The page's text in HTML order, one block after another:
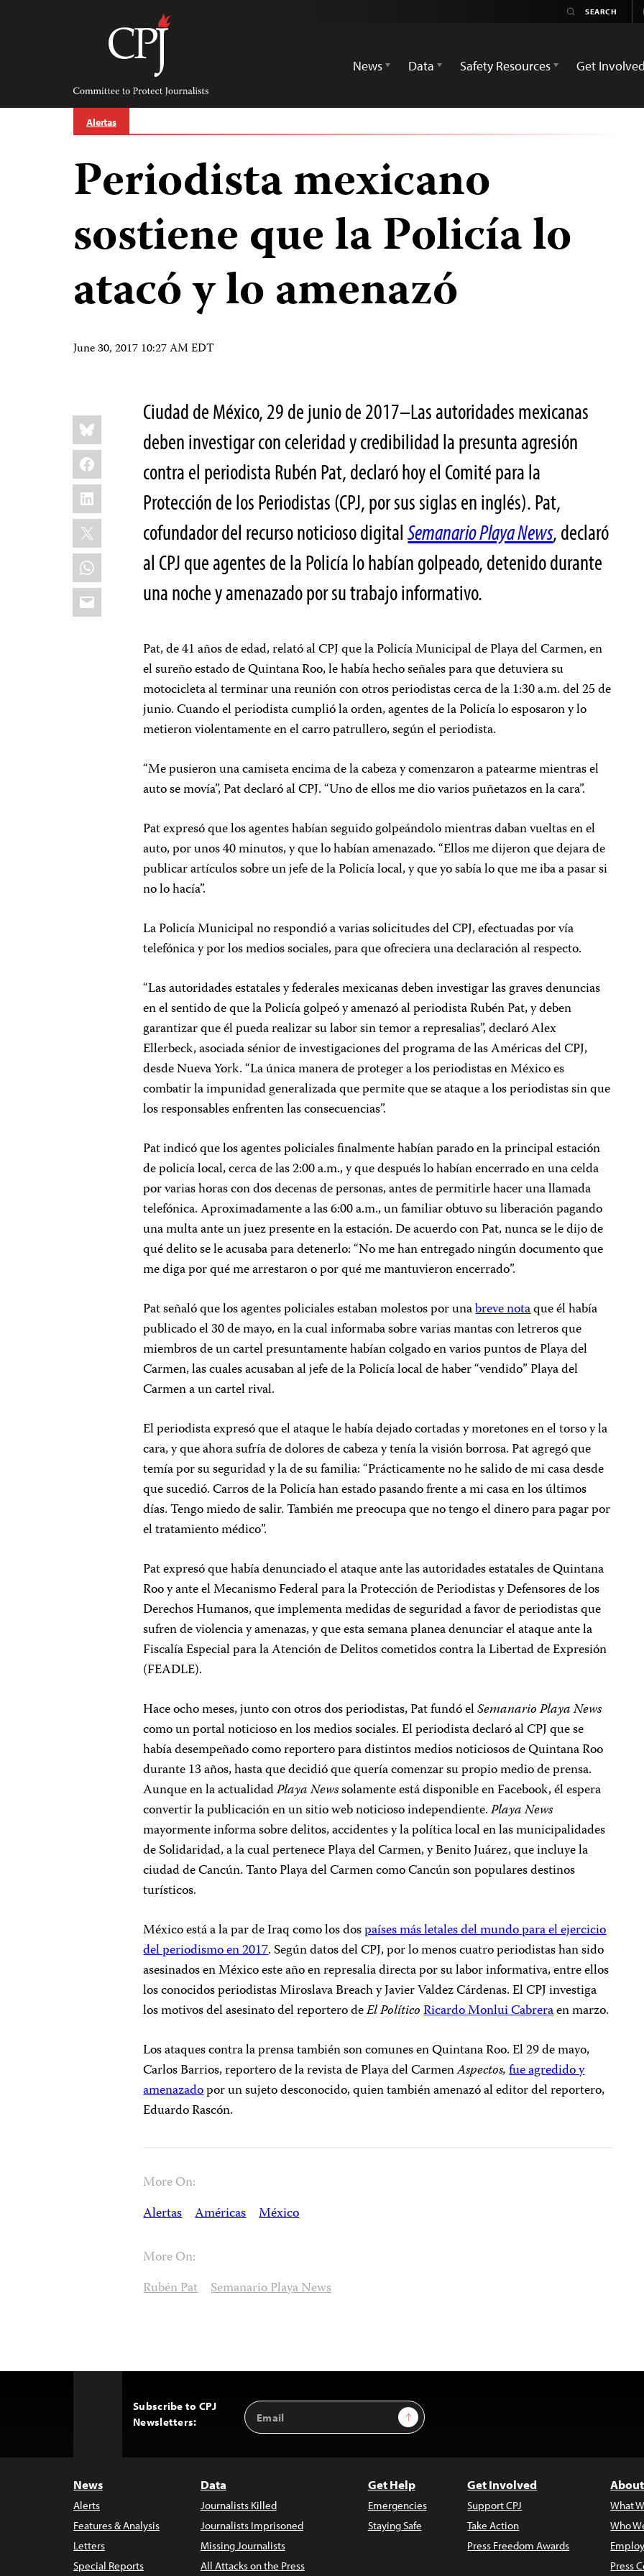
Committee
Protect
Journalists
News
Data Safety Resources Get Involved
Alertas
Periodista mexicano
sostiene que la Policía lo
atacó y lo amenazó
June 30, 2017 10:27 AM EDT
Share
this:
Bluesky
Facebook
LinkedIn
X
WhatsApp
Email
Ciudad de México, 29 de junio de 2017–Las autoridades mexicanas
deben investigar con celeridad y credibilidad la presunta agresión
contra el periodista Rubén Pat, declaró hoy el Comité para la
Protección de los Periodistas (CPJ, por sus siglas en inglés). Pat,
cofundador del recurso noticioso digitalSemanario Playa News, declaró
al CPJ que agentes de la Policía lo habían golpeado, detenido durante
una noche y amenazado por su trabajo informativo.
Pat, de 41 años de edad, relató al CPJ que la Policía Municipal de Playa del Carmen, en
el sureño estado de Quintana Roo, le había hecho señales para que detuviera su
motocicleta al terminar una reunión con otros periodistas cerca de la 1:30 a.m. del 25 de
junio. Cuando el periodista cumplió la orden, agentes de la Policía lo esposaron y lo
metieron violentamente en el carro patrullero, según el periodista.
“Me pusieron una camiseta encima de la cabeza y comenzaron a patearme mientras el
auto se movía”, Pat declaró al CPJ. “Uno de ellos me dio varios puñetazos en la cara”.
Pat expresó que los agentes habían seguido golpeándolo mientras daban vueltas en el
auto, por unos 40 minutos, y que lo habían amenazado. “Ellos me dijeron que dejara de
publicar artículos sobre un jefe de la Policía local, y que yo sabía lo que me iba a pasar si
no lo hacía”.
La Policía Municipal no respondió a varias solicitudes del CPJ, efectuadas por vía
telefónica y por los medios sociales, para que ofreciera una declaración al respecto.
“Las autoridades estatales y federales mexicanas deben investigar las graves denuncias
en el sentido de que la Policía golpeó y amenazó al periodista Rubén Pat, y deben
garantizar que él pueda realizar su labor sin temor a represalias”, declaró Alex
Ellerbeck, asociada sénior de investigaciones del programa de las Américas del CPJ,
desde Nueva York. “La única manera de proteger a los periodistas en México es
combatir la impunidad generalizada que permite que se ataque a los periodistas sin que
los responsables enfrenten las consecuencias”.
Pat indicó que los agentes policiales finalmente habían parado en la principal estación
de policía local, cerca de las 2:00 a.m., y que después lo habían encerrado en una celda
por varias horas con dos decenas de personas, antes de permitirle hacer una llamada
telefónica. Aproximadamente a las 6:00 a.m., un familiar obtuvo su liberación pagando
una multa ante un juez presente en la estación. De acuerdo con Pat, nunca se le dijo de
qué delito se le acusaba para detenerlo: “No me han entregado ningún documento que
me diga por qué me arrestaron o por qué me mantuvieron encerrado”.
Pat señaló que los agentes policiales estaban molestos por unabreve notaque él había
publicado el 30 de mayo, en la cual informaba sobre varias mantas con letreros que
miembros de un cartel presuntamente habían colgado en varios puntos de Playa del
Carmen, las cuales acusaban al jefe de la Policía local de haber “vendido” Playa del
Carmen a un cartel rival.
El periodista expresó que el ataque le había dejado cortadas y moretones en el torso y la
cara, y que ahora sufría de dolores de cabeza y tenía la visión borrosa. Pat agregó que
temía por su seguridad y la de su familia: “Prácticamente no he salido de mi casa desde
que sucedió. Carros de la Policía han estado pasando frente a mi casa en los últimos
días. Tengo miedo de salir. También me preocupa que no tengo el dinero para pagar por
el tratamiento médico”.
Pat expresó que había denunciado el ataque ante las autoridades estatales de Quintana
Roo y ante el Mecanismo Federal para la Protección de Periodistas y Defensores de los
Derechos Humanos, que implementa medidas de seguridad a favor de periodistas que
sufren de violencia y amenazas, y que esta semana planea denunciar el ataque ante la
Fiscalía Especial para la Atención de Delitos cometidos contra la Libertad de Expresión
(FEADLE).
Hace ocho meses, junto con otros dos periodistas, Pat fundó elSemanario Playa News
como un portal noticioso en los medios sociales. El periodista declaró al CPJ que se
había desempeñado como reportero para distintos medios noticiosos de Quintana Roo
durante 13 años, hasta que decidió que quería comenzar su propio medio de prensa.
Aunque en la actualidadPlaya Newssolamente está disponible en Facebook, él espera
convertir la publicación en un sitio web noticioso independiente.Playa News
mayormente informa sobre delitos, accidentes y la política local en las municipalidades
de Solidaridad, a la cual pertenece Playa del Carmen, y Benito Juárez, que incluye la
ciudad de Cancún. Tanto Playa del Carmen como Cancún son populares destinos
turísticos.
México está a la par de Iraq como los dospaíses más letales del mundo para el ejercicio
del periodismo en 2017. Según datos del CPJ, por lo menos cuatro periodistas han sido
asesinados en México este año en represalia directa por su labor informativa, entre ellos
los conocidos periodistas Miroslava Breach y Javier Valdez Cárdenas. El CPJ investiga
los motivos del asesinato del reportero deEl PolíticoRicardo Monlui Cabreraen marzo.
Los ataques contra la prensa también son comunes en Quintana Roo. El 29 de mayo,
Carlos Barrios, reportero de la revista de Playa del CarmenAspectos,fue agredido y
amenazadopor un sujeto desconocido, quien también amenazó al editor del reportero,
Eduardo Rascón.
More On:
Alertas Américas México
More On:
Rubén Pat Semanario Playa News
Subscribe to CPJ
Newsletters:
Email
Address
Sign Up
News
Alerts
Features & Analysis
Letters
Special Reports
Data
Journalists Killed
Journalists Imprisoned
Missing Journalists
All Attacks on the Press
Get Help
Emergencies
Staying Safe
Get Involved
Support CPJ
Take Action
Press Freedom Awards
What
Who
Press